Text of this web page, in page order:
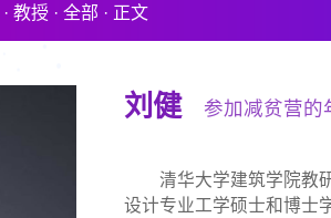
· 教授 · 全部 · 正文
刘健 参加减贫营的
清华大学建筑学院教
设计专业工学硕士和博士